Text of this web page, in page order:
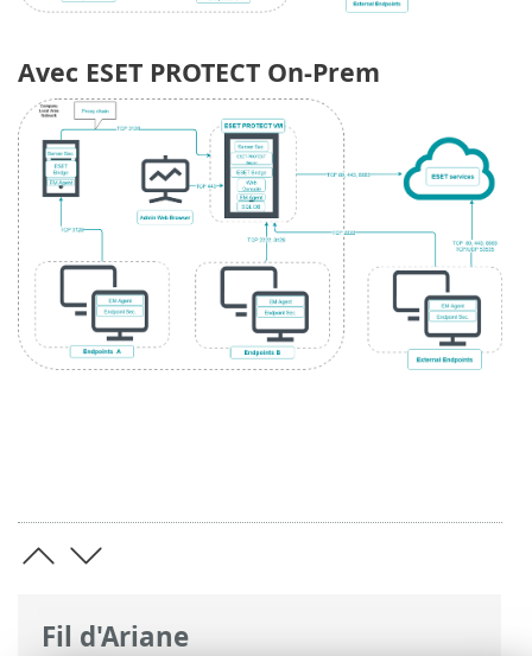
Fil d'Ariane
Avec ESET PROTECT On-Prem